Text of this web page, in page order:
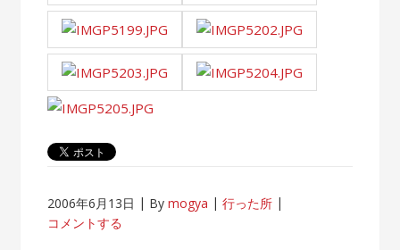
2006年6月13日 Bymogya
行った所
コメントする